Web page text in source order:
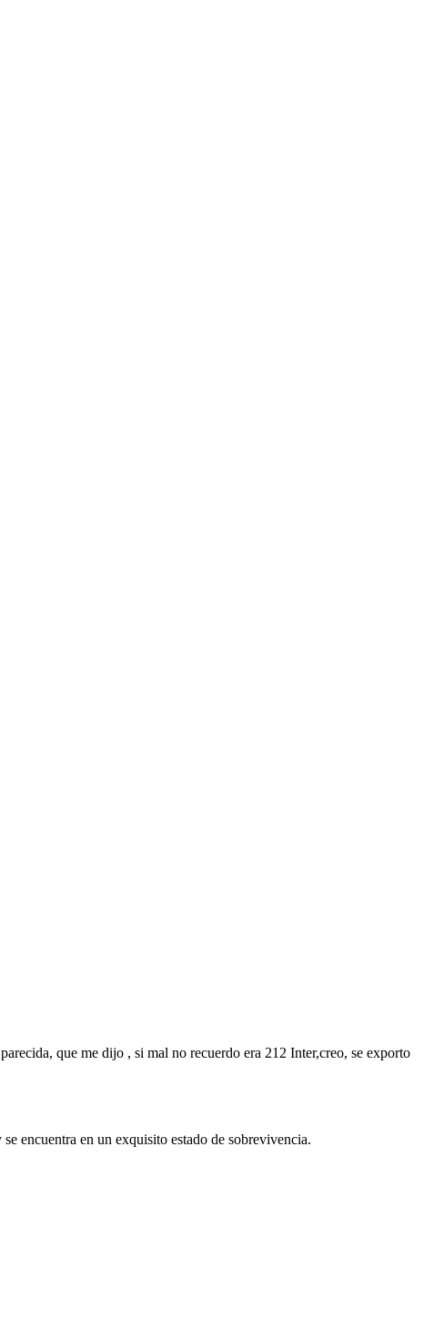
que me dijo , si mal no recuerdo era 212 Inter,creo, se exporto
encuentra en un exquisito estado de sobrevivencia.